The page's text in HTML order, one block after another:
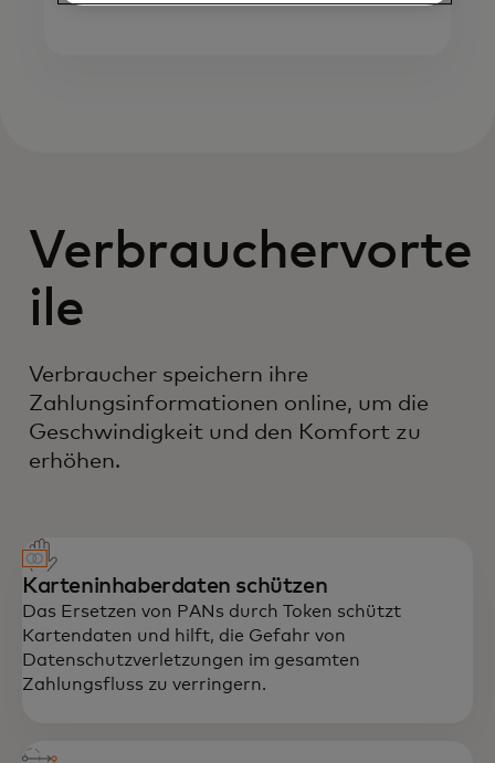
Verbrauchervorte
ile
Verbraucher speichern ihre
Zahlungsinformationen online, um die
Geschwindigkeit und den Komfort zu
erhöhen.
Karteninhaberdaten schützen
Das Ersetzen von PANs durch Token schützt
Kartendaten und hilft, die Gefahr von
Datenschutzverletzungen im gesamten
Zahlungsfluss zu verringern.